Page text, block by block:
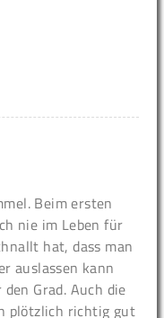
Beim ersten
nie im Leben für
hat, dass man
auslassen kann
Grad. Auch die
plötzlich richtig gut